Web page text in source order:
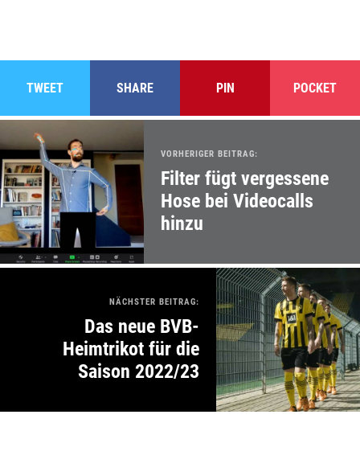
TWEET SHARE PIN POCKET
VORHERIGER BEITRAG:
Filter fügt vergessene
Hose bei Videocalls
hinzu
NÄCHSTER BEITRAG:
Das neue BVB-
Heimtrikot für die
Saison 2022/23